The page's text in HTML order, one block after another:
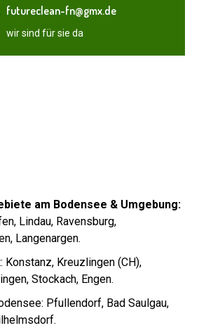
futureclean-fn@gmx.de
wir sind für sie da
am Bodensee & Umgebung:
Lindau, Ravensburg,
Langenargen.
Konstanz, Kreuzlingen (CH),
Stockach, Engen.
Pfullendorf, Bad Saulgau,